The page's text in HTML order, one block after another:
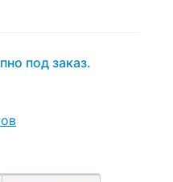
под заказ.